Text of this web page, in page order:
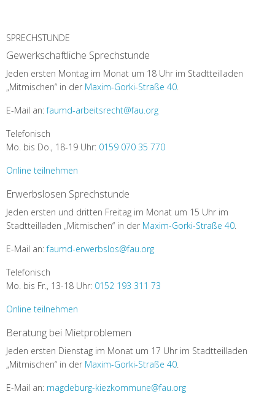
SPRECHSTUNDE
Gewerkschaftliche Sprechstunde
Jeden ersten Montag im Monat um 18 Uhr im Stadtteilladen
„Mitmischen“ in der Maxim-Gorki-Straße 40.
E-Mail an:faumd-arbeitsrecht@fau.org
Telefonisch
Mo. bis Do., 18-19 Uhr: 0159 070 35 770
Online teilnehmen
Erwerbslosen Sprechstunde
Jeden ersten und dritten Freitag im Monat um 15 Uhr im
Stadtteilladen „Mitmischen“ in der Maxim-Gorki-Straße 40.
E-Mail an:faumd-erwerbslos@fau.org
Telefonisch
Mo. bis Fr., 13-18 Uhr: 0152 193 311 73
Online teilnehmen
Beratung bei Mietproblemen
Jeden ersten Dienstag im Monat um 17 Uhr im Stadtteilladen
„Mitmischen“ in der Maxim-Gorki-Straße 40.
E-Mail an: magdeburg-kiezkommune@fau.org